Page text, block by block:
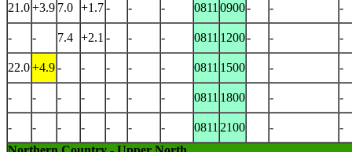
21.0+3.9 7.0 +1.7- - - 0811 0900- - -
- - 7.4 +2.1 - - - 0811 1200- - -
22.0+4.9- - - - - 0811 1500 - -
- - - - - - - 0811 1800 - -
- - - - - - - 0811 2100 -
-